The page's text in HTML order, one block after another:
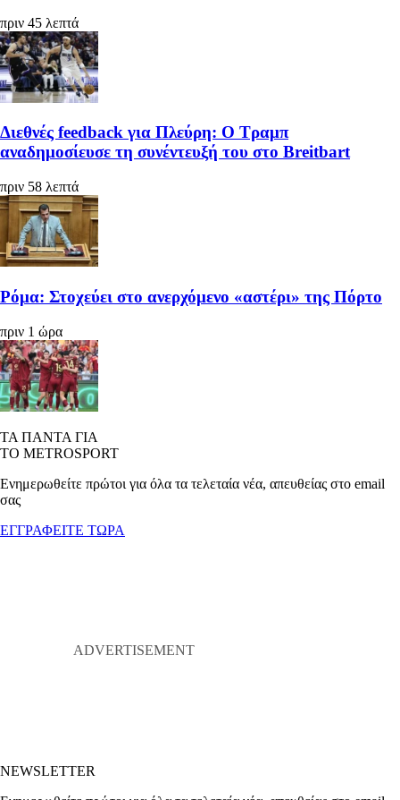
πριν 45 λεπτά
Διεθνές feedback για Πλεύρη: Ο Τραμπ
αναδημοσίευσε τη συνέντευξή του στο Breitbart
πριν 58 λεπτά
Ρόμα: Στοχεύει στο ανερχόμενο «αστέρι» της Πόρτο
πριν 1 ώρα
ΤΑ ΠΑΝΤΑ ΓΙΑ
ΤΟ METROSPORT
Ενημερωθείτε πρώτοι για όλα τα τελεταία νέα, απευθείας στο email
σας
ΕΓΓΡΑΦΕΙΤΕ ΤΩΡΑ
NEWSLETTER